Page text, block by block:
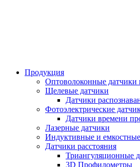
Продукция
Оптоволоконные датчики
Щелевые датчики
Датчики
Фотоэлектрические
Датчики времени
Лазерные датчики
Индуктивные и
Датчики расстояния
Триангуляционные
3D Профилометры